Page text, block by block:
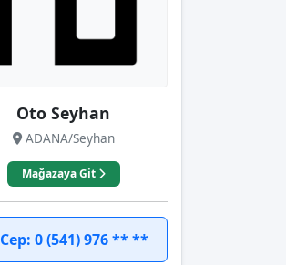
Oto Seyhan
ADANA/Seyhan
Mağazaya Git
Cep: 0 (541) 976 ** **